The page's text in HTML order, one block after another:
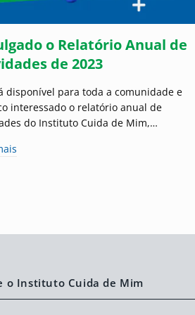
o Relatório Anual de
de 2023
disponível para toda a comunidade e
interessado o relatório anual de
do Instituto Cuida de Mim,…
o Instituto Cuida de Mim